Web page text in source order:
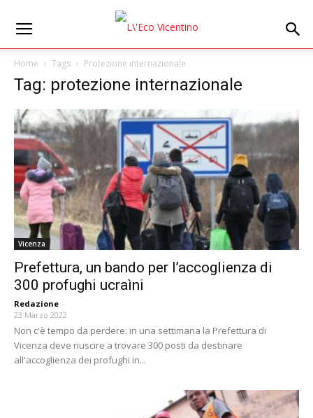
Home Tags Protezione internazionale
Tag: protezione internazionale
Vicenza
Prefettura, un bando per l’accoglienza di
300 profughi ucraìni
Redazione -
23 Marzo 2022
Non c'è tempo da perdere: in una settimana la Prefettura di
Vicenza deve riuscire a trovare 300 posti da destinare
all'accoglienza dei profughi in...